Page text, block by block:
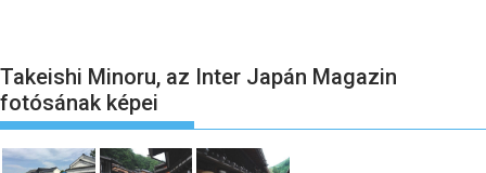
Takeishi Minoru, az Inter Japán Magazin
fotósának képei